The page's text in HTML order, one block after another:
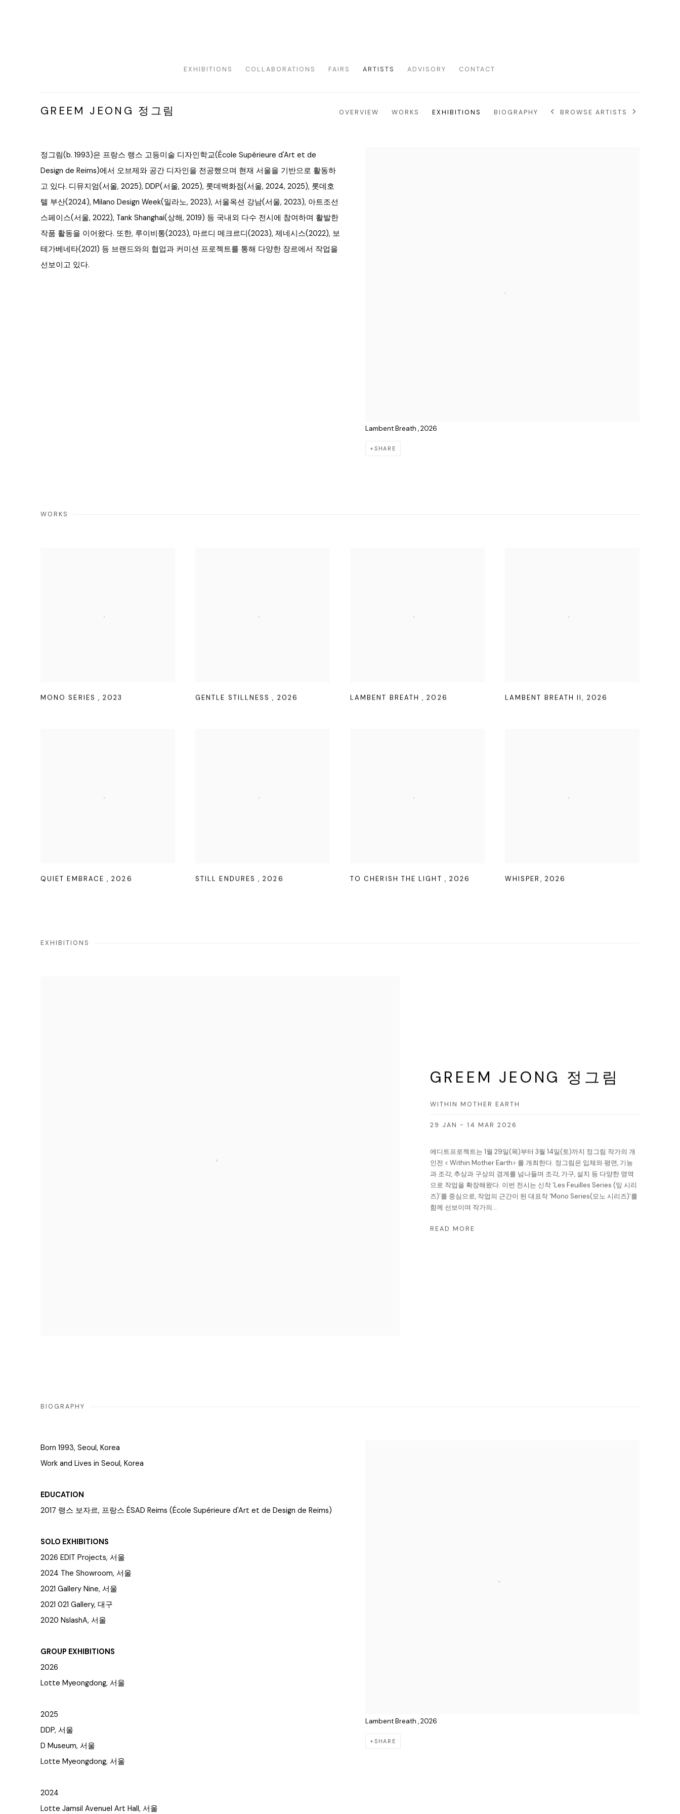
EXHIBITIONS COLLABORATIONS FAIRS ARTISTS ADVISORY CONTACT
GREEM JEONG 정그림 OVERVIEW WORKS EXHIBITIONS BIOGRAPHY BROWSE ARTISTS
Lambent Breath , 2026
SHARE
정그림(b. 1993)은 프랑스 랭스 고등미술 디자인학교(École Supérieure d'Art et de
Design de Reims)에서 오브제와 공간 디자인을 전공했으며 현재 서울을 기반으로 활동하
고 있다. 디뮤지엄(서울, 2025), DDP(서울, 2025), 롯데백화점(서울, 2024, 2025), 롯데호
텔 부산(2024), Milano Design Week(밀라노, 2023), 서울옥션 강남(서울, 2023), 아트조선
스페이스(서울, 2022), Tank Shanghai(상해, 2019) 등 국내외 다수 전시에 참여하며 활발한
작품 활동을 이어왔다. 또한, 루이비통(2023), 마르디 메크르디(2023), 제네시스(2022), 보
테가베네타(2021) 등 브랜드와의 협업과 커미션 프로젝트를 통해 다양한 장르에서 작업을
선보이고 있다.
WORKS
MONO SERIES ,2023 GENTLE STILLNESS, 2026 LAMBENT BREATH,2026 LAMBENT BREATH II, 2026
QUIET EMBRACE,2026 STILL ENDURES,2026 TO CHERISH THE LIGHT , 2026 WHISPER , 2026
EXHIBITIONS
GREEM JEONG 정그림
WITHIN MOTHER EARTH
29 JAN - 14 MAR 2026
에디트프로젝트는 1월 29일(목)부터 3월 14일(토)까지 정그림 작가의 개
인전 < Within Mother Earth> 를 개최한다. 정그림은 입체와 평면, 기능
과 조각, 추상과 구상의 경계를 넘나들며 조각, 가구, 설치 등 다양한 영역
으로 작업을 확장해왔다. 이번 전시는 신작 ‘Les Feuilles Series (잎 시리
즈)’를 중심으로, 작업의 근간이 된 대표작 'Mono Series(모노 시리즈)'를
함께 선보이며 작가의...
READ MORE
BIOGRAPHY
Lambent Breath , 2026
SHARE
Born 1993, Seoul, Korea
Work and Lives in Seoul, Korea
EDUCATION
2017 랭스 보자르, 프랑스 ÉSAD Reims (École Supérieure d'Art et de Design de Reims)
SOLO EXHIBITIONS
2026 EDIT Projects, 서울
2024 The Showroom, 서울
2021 Gallery Nine, 서울
2021 021 Gallery, 대구
2020 NslashA, 서울
GROUP EXHIBITIONS
2026
Lotte Myeongdong, 서울
2025
DDP, 서울
D Museum, 서울
Lotte Myeongdong, 서울
2024
Lotte Jamsil Avenuel Art Hall, 서울